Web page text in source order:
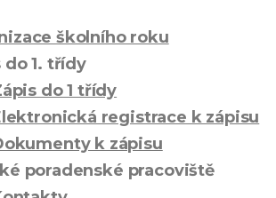
školního roku
do 1. třídy
do 1 třídy
registrace k zápisu
k zápisu
poradenské pracoviště